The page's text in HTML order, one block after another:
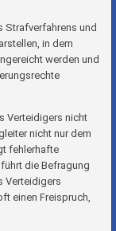
Strafverfahrens und
in dem
werden und
Verteidigers nicht
nicht nur dem
fehlerhafte
die Befragung
Verteidigers
einen Freispruch,